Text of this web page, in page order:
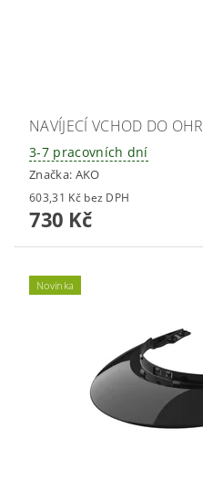
NAVÍJECÍ VCHOD DO
3-7 pracovních dní
Značka: AKO
603,31 Kč bez DPH
730 Kč
Novinka